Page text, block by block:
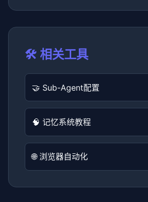
🛠️ 相关工具
🤝 Sub-Agent配置
🧠 记忆系统教程
🌐 浏览器自动化